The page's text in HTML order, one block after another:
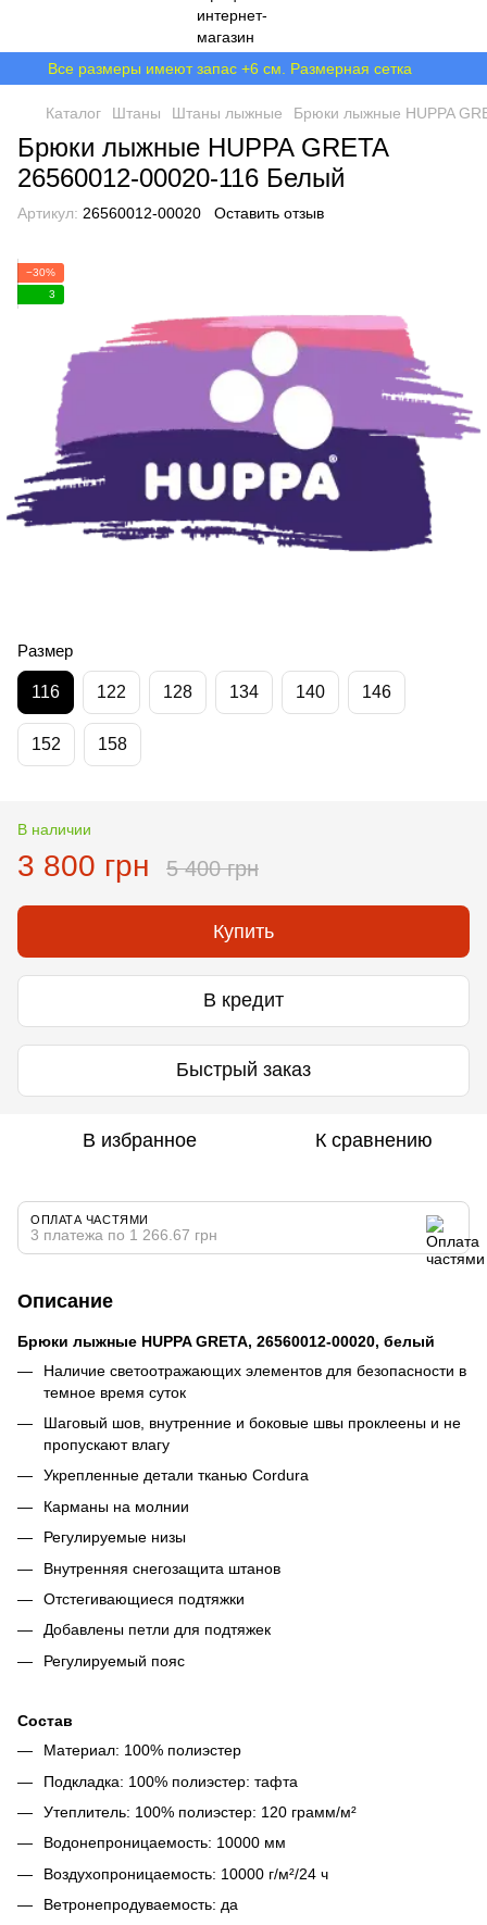
Все размеры имеют запас +6 см. Размерная сетка
Каталог Штаны Штаны лыжные Брюки лыжные HUPPA
Брюки лыжные HUPPA GRETA
26560012-00020-116 Белый
Артикул: 26560012-00020 Оставить отзыв
−30%
3
Размер
116 122 128 134 140 146
152 158
В наличии
3 800 грн 5 400 грн
Купить
В кредит
Быстрый заказ
В избранное К сравнению
ОПЛАТА ЧАСТЯМИ
3 платежа по 1 266.67 грн
Описание
Брюки лыжные HUPPA GRETA, 26560012-00020, белый
Наличие светоотражающих элементов для безопасности в
темное время суток
Шаговый шов, внутренние и боковые швы проклеены и не
пропускают влагу
Укрепленные детали тканью Cordura
Карманы на молнии
Регулируемые низы
Внутренняя снегозащита штанов
Отстегивающиеся подтяжки
Добавлены петли для подтяжек
Регулируемый пояс
Состав
Материал: 100% полиэстер
Подкладка: 100% полиэстер: тафта
Утеплитель: 100% полиэстер: 120 грамм/м²
Водонепроницаемость: 10000 мм
Воздухопроницаемость: 10000 г/м²/24 ч
Ветронепродуваемость: да